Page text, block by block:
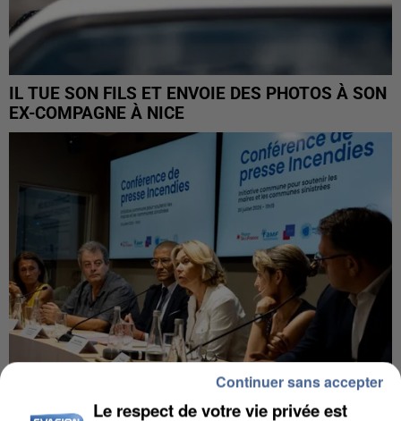
IL TUE SON FILS ET ENVOIE DES PHOTOS À SON
EX-COMPAGNE À NICE
Le respect de votre vie privée est
Continuer sans accepter